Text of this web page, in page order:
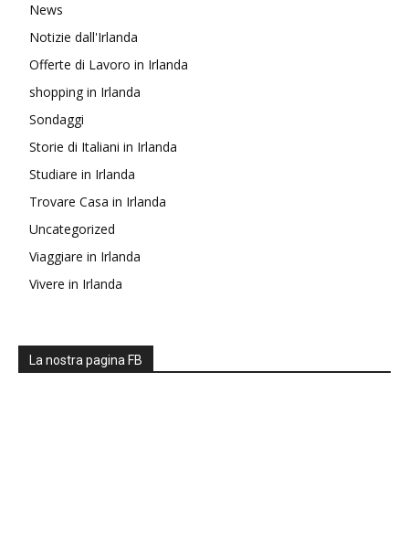
News
Notizie dall'Irlanda
Offerte di Lavoro in Irlanda
shopping in Irlanda
Sondaggi
Storie di Italiani in Irlanda
Studiare in Irlanda
Trovare Casa in Irlanda
Uncategorized
Viaggiare in Irlanda
Vivere in Irlanda
La nostra pagina FB